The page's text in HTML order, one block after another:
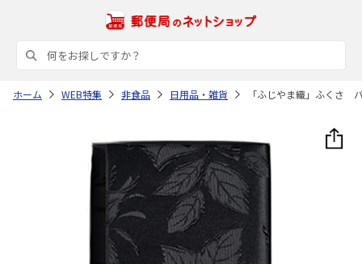
ホーム WEB特集 非食品 日用品・雑貨 「ふじやま織」ふくさ